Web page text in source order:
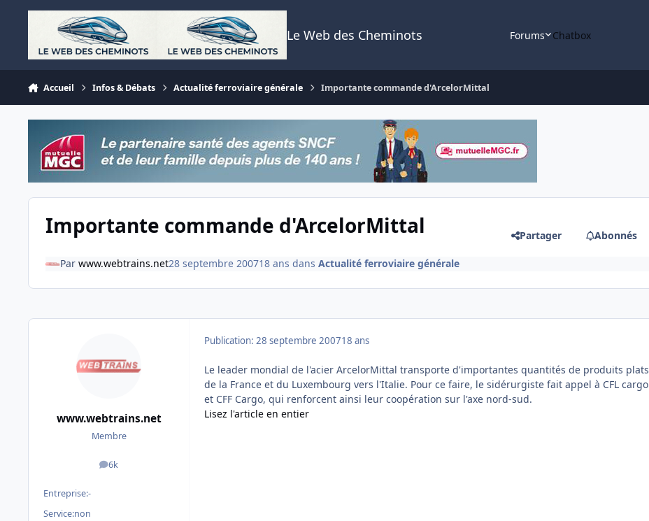
Aller au contenu
Le Web des Cheminots Forums Chatbox
Accueil Infos & Débats Actualité ferroviaire générale Importante commande d'ArcelorMittal
Importante commande d'ArcelorMittal Partager Abonnés
Par www.webtrains.net28 septembre 200718 ans dans Actualité ferroviaire générale
www.webtrains.net
Membre
6k
messages
Entreprise:-
Service:non
Publication: 28 septembre 200718 ans
Le leader mondial de l'acier ArcelorMittal transporte d'importantes quantités de produits plats
de la France et du Luxembourg vers l'Italie. Pour ce faire, le sidérurgiste fait appel à CFL cargo
et CFF Cargo, qui renforcent ainsi leur coopération sur l'axe nord-sud.
Lisez l'article en entier